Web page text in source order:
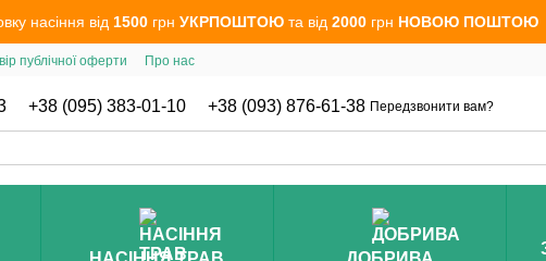
насіння від 1500грн УКРПОШТОЮта від 2000грн НОВОЮ ПОШТОЮ
публічної оферти Про нас
+38 (095) 383-01-10 +38 (093) 876-61-38 Передзвонити вам?